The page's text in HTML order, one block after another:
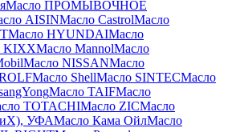
Масло ПРОМЫВОЧНОЕ
AISINМасло CastrolМасло
Масло HYUNDAIМасло
KIXXМасло MannolМасло
Масло NISSANМасло
Масло ShellМасло SINTECМасло
Масло TAIFМасло
TOTACHIМасло ZICМасло
УФАМасло Кама ОйлМасло